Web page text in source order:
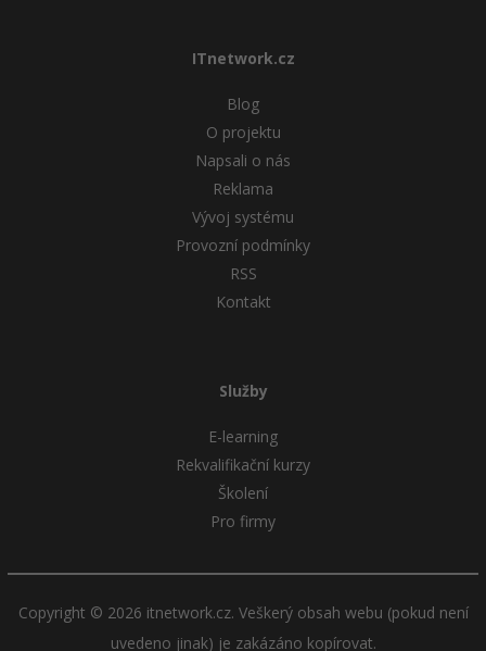
ITnetwork.cz
Blog
O projektu
Napsali o nás
Reklama
Vývoj systému
Provozní podmínky
RSS
Kontakt
Služby
E-learning
Rekvalifikační kurzy
Školení
Pro firmy
Copyright © 2026 itnetwork.cz. Veškerý obsah webu (pokud není
uvedeno jinak) je zakázáno kopírovat.